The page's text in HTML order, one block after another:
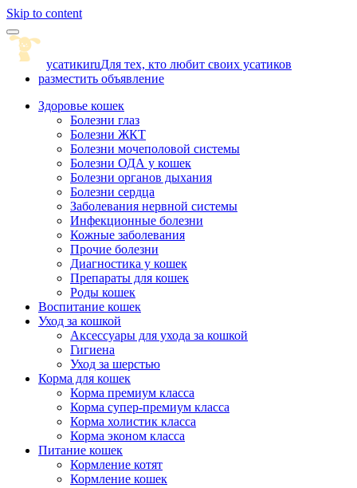
Skip to content
усатикиruДля тех, кто любит своих усатиков
разместить объявление
Здоровье кошек
Болезни глаз
Болезни ЖКТ
Болезни мочеполовой системы
Болезни ОДА у кошек
Болезни органов дыхания
Болезни сердца
Заболевания нервной системы
Инфекционные болезни
Кожные заболевания
Прочие болезни
Диагностика у кошек
Препараты для кошек
Роды кошек
Воспитание кошек
Уход за кошкой
Аксессуары для ухода за кошкой
Гигиена
Уход за шерстью
Корма для кошек
Корма премиум класса
Корма супер-премиум класса
Корма холистик класса
Корма эконом класса
Питание кошек
Кормление котят
Кормление кошек